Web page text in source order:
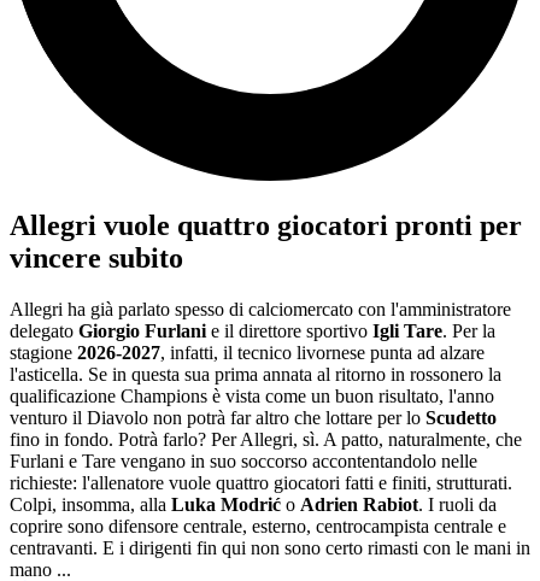
Allegri vuole quattro giocatori pronti per
vincere subito
Allegri ha già parlato spesso di calciomercato con l'amministratore
delegato Giorgio Furlani e il direttore sportivo Igli Tare. Per la
stagione 2026-2027, infatti, il tecnico livornese punta ad alzare
l'asticella. Se in questa sua prima annata al ritorno in rossonero la
qualificazione Champions è vista come un buon risultato, l'anno
venturo il Diavolo non potrà far altro che lottare per lo Scudetto
fino in fondo. Potrà farlo? Per Allegri, sì. A patto, naturalmente, che
Furlani e Tare vengano in suo soccorso accontentandolo nelle
richieste: l'allenatore vuole quattro giocatori fatti e finiti, strutturati.
Colpi, insomma, alla Luka Modrić o Adrien Rabiot. I ruoli da
coprire sono difensore centrale, esterno, centrocampista centrale e
centravanti. E i dirigenti fin qui non sono certo rimasti con le mani in
mano ...